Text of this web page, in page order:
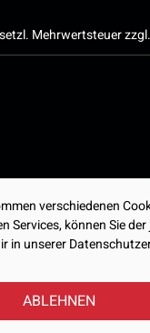
Mehrwertsteuer zzgl.
verschiedenen
Services, können Sie
in unserer
ABLEHNEN